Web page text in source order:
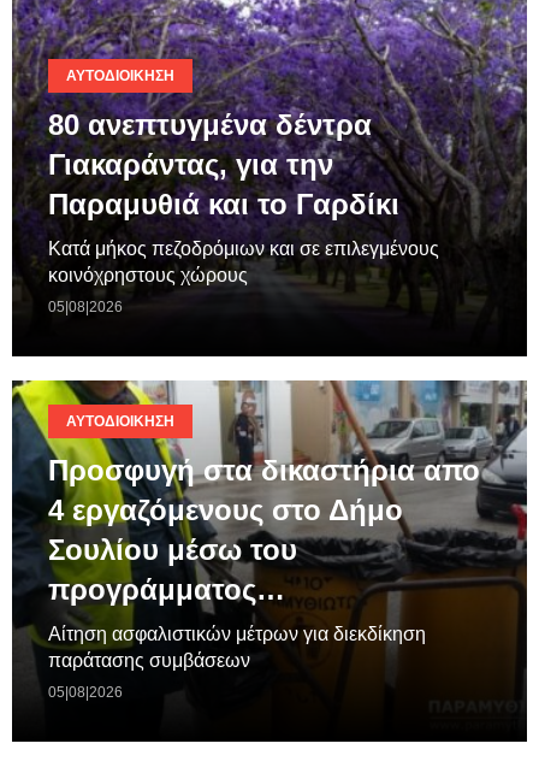
ΑΥΤΟΔΙΟΊΚΗΣΗ
80 ανεπτυγμένα δέντρα
Γιακαράντας, για την
Παραμυθιά και το Γαρδίκι
Κατά μήκος πεζοδρόμιων και σε επιλεγμένους
κοινόχρηστους χώρους
05|08|2026
ΑΥΤΟΔΙΟΊΚΗΣΗ
Προσφυγή στα δικαστήρια απο
4 εργαζόμενους στο Δήμο
Σουλίου μέσω του
προγράμματος…
Aίτηση ασφαλιστικών μέτρων για διεκδίκηση
παράτασης συμβάσεων
05|08|2026